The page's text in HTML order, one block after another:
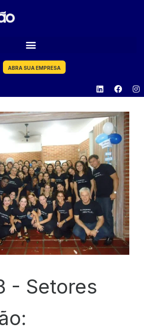
ABRA SUA EMPRESA
- Setores